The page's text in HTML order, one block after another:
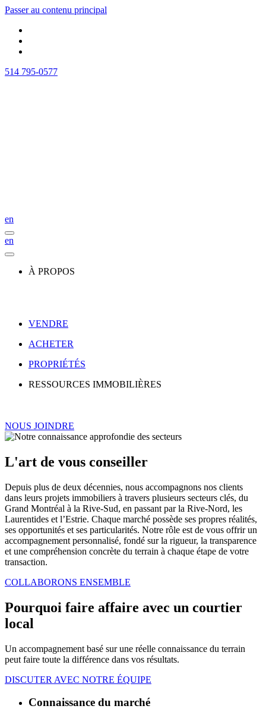
Passer au contenu principal
514 795-0577
en
en
À PROPOS
VENDRE
ACHETER
PROPRIÉTÉS
RESSOURCES IMMOBILIÈRES
NOUS JOINDRE
L'art de vous conseiller
Depuis plus de deux décennies, nous accompagnons nos clients
dans leurs projets immobiliers à travers plusieurs secteurs clés, du
Grand Montréal à la Rive-Sud, en passant par la Rive-Nord, les
Laurentides et l’Estrie. Chaque marché possède ses propres réalités,
ses opportunités et ses particularités. Notre rôle est de vous offrir un
accompagnement personnalisé, fondé sur la rigueur, la transparence
et une compréhension concrète du terrain à chaque étape de votre
transaction.
COLLABORONS ENSEMBLE
Pourquoi faire affaire avec un courtier
local
Un accompagnement basé sur une réelle connaissance du terrain
peut faire toute la différence dans vos résultats.
DISCUTER AVEC NOTRE ÉQUIPE
Connaissance du marché